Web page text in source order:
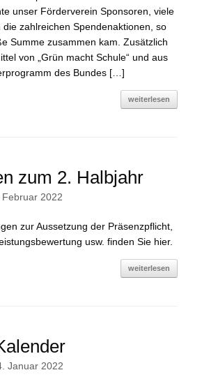
unser Förderverein Sponsoren, viele
die zahlreichen Spendenaktionen, so
Summe zusammen kam. Zusätzlich
von „Grün macht Schule“ und aus
des Bundes […]
weiterlesen
zum 2. Halbjahr
Februar 2022
zur Aussetzung der Präsenzpflicht,
usw. finden Sie hier.
weiterlesen
Januar 2022